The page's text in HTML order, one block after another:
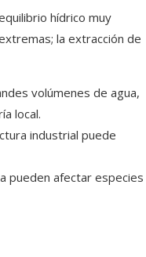
hídrico muy
la extracción de
volúmenes de agua,
local.
industrial puede
pueden afectar especies